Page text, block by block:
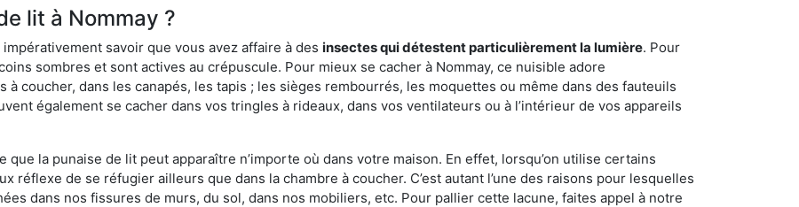
lit à Nommay ?
savoir que vous avez affaire à des insectes qui détestent particulièrement la lumière. Pour
sombres et sont actives au crépuscule. Pour mieux se cacher à Nommay, ce nuisible adore
coucher, dans les canapés, les tapis ; les sièges rembourrés, les moquettes ou même dans des fauteuils
également se cacher dans vos tringles à rideaux, dans vos ventilateurs ou à l’intérieur de vos appareils
la punaise de lit peut apparaître n’importe où dans votre maison. En effet, lorsqu’on utilise certains
réflexe de se réfugier ailleurs que dans la chambre à coucher. C’est autant l’une des raisons pour lesquelles
dans nos fissures de murs, du sol, dans nos mobiliers, etc. Pour pallier cette lacune, faites appel à notre